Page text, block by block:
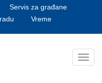
Servis za građane
Vreme